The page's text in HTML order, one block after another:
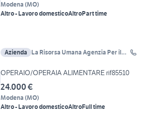
Modena (MO)
Altro - Lavoro domesticoAltroPart time
Azienda
La Risorsa Umana Agenzia Per il
OPERAIO/OPERAIA ALIMENTARE rif85510
24.000 €
Modena (MO)
Altro - Lavoro domesticoAltroFull time